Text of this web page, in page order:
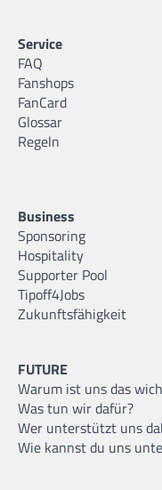
Service
FAQ
Fanshops
FanCard
Glossar
Regeln
Business
Sponsoring
Hospitality
Supporter Pool
Tipoff4Jobs
Zukunftsfähigkeit
FUTURE
Warum ist uns das
Was tun wir dafür?
Wer unterstützt uns
Wie kannst du uns